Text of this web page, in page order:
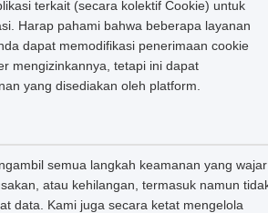
terkait (secara kolektif Cookie) untuk
Harap pahami bahwa beberapa layanan
dapat memodifikasi penerimaan cookie
mengizinkannya, tetapi ini dapat
yang disediakan oleh platform.
semua langkah keamanan yang wajar
atau kehilangan, termasuk namun
data. Kami juga secara ketat mengelola